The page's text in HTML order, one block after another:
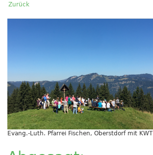
Zurück
Evang.-Luth. Pfarrei Fischen, Oberstdorf mit KWT